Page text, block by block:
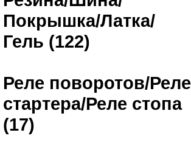
Покрышка/Латка/
Гель (122)
Реле поворотов/Реле
стартера/Реле стопа
(17)